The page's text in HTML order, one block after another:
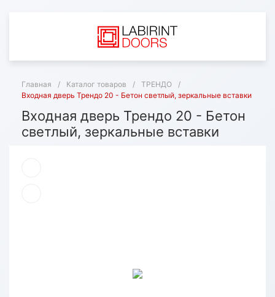
Главная / Каталог товаров / ТРЕНДО
/
Входная дверь Трендо 20 - Бетон светлый, зеркальные вставки
Входная дверь Трендо 20 - Бетон
светлый, зеркальные вставки